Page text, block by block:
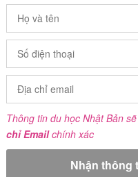
Thông tin du học Nhật Bản
chỉ Emailchính xác